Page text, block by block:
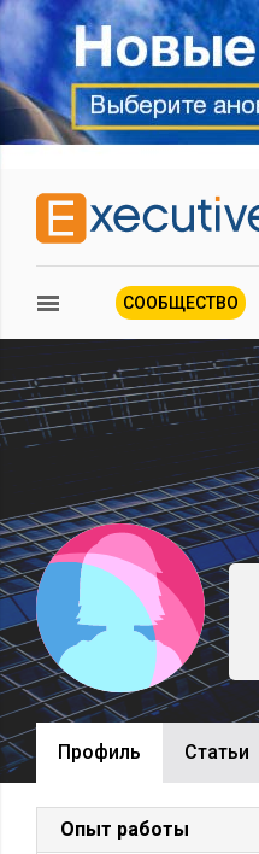
СООБЩЕСТВО
Профиль Cтатьи
Опыт работы